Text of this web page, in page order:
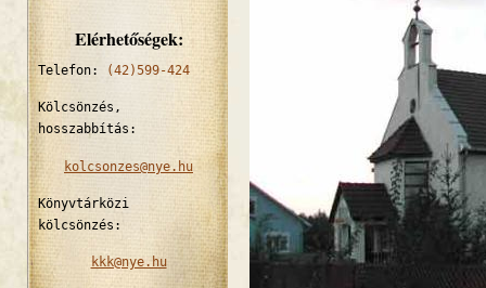
Elérhetőségek:
Telefon: (42)599-424
Kölcsönzés,
hosszabbítás:
kolcsonzes@nye.hu
Könyvtárközi
kölcsönzés:
kkk@nye.hu